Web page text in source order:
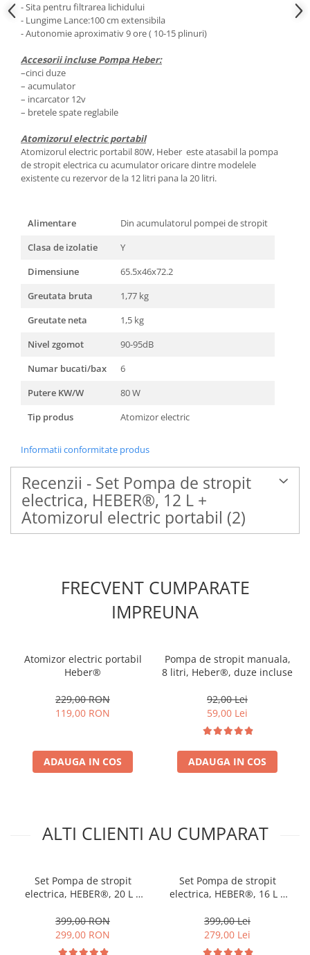
- Sita pentru filtrarea lichidului
- Lungime Lance:100 cm extensibila
- Autonomie aproximativ 9 ore ( 10-15 plinuri)
Accesorii incluse Pompa Heber:
–cinci duze
– acumulator
– incarcator 12v
– bretele spate reglabile
Atomizorul electric portabil
Atomizorul electric portabil 80W, Heber este atasabil la pompa
de stropit electrica cu acumulator oricare dintre modelele
existente cu rezervor de la 12 litri pana la 20 litri.
Alimentare
Din acumulatorul pompei de stropit
Clasa de izolatie
Y
Dimensiune
65.5x46x72.2
Greutata bruta
1,77 kg
Greutate neta
1,5 kg
Nivel zgomot
90-95dB
Numar bucati/bax
6
Putere KW/W
80 W
Tip produs
Atomizor electric
Informatii conformitate produs
Recenzii - Set Pompa de stropit
electrica, HEBER®, 12 L +
Atomizorul electric portabil (2)
FRECVENT CUMPARATE
IMPREUNA
Atomizor electric portabil
Heber®
229,00 RON
119,00 RON
ADAUGA IN COS
Pompa de stropit manuala,
8 litri, Heber®, duze incluse
92,00 Lei
59,00 Lei
ADAUGA IN COS
ALTI CLIENTI AU CUMPARAT
Set Pompa de stropit
electrica, HEBER®, 20 L +
399,00 RON
299,00 RON
Set Pompa de stropit
electrica, HEBER®, 16 L +
399,00 Lei
279,00 Lei